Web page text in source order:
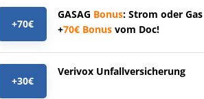
+70€
GASAG Bonus: Strom oder Gas
+70€ Bonus vom Doc!
+30€
Verivox Unfallversicherung